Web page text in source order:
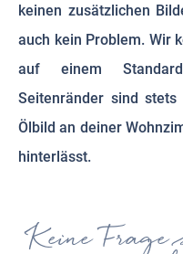
keinen zusätzlichen
auch kein Problem. Wir
auf einem
Seitenränder sind
Ölbild an deiner
hinterlässt.
Keine Frage